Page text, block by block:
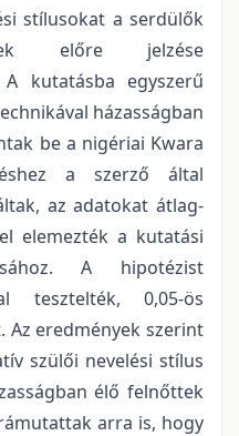
stílusokat a serdülők
előre jelzése
kutatásba egyszerű
házasságban
be a nigériai Kwara
a szerző által
az adatokat átlag-
elemezték a kutatási
A hipotézist
tesztelték, 0,05-ös
Az eredmények szerint
szülői nevelési stílus
élő felnőttek
arra is, hogy